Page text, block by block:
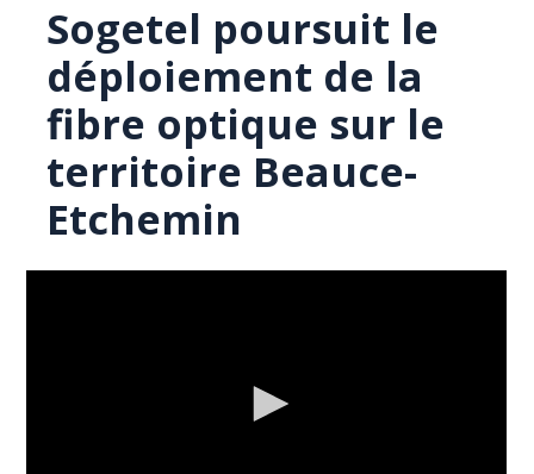
Sogetel poursuit le
déploiement de la
fibre optique sur le
territoire Beauce-
Etchemin